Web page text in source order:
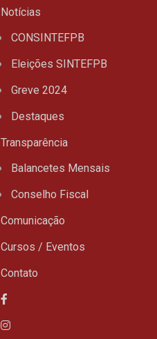
Notícias
CONSINTEFPB
Eleições SINTEFPB
Greve 2024
Destaques
Transparência
Balancetes Mensais
Conselho Fiscal
Comunicação
Cursos / Eventos
Contato